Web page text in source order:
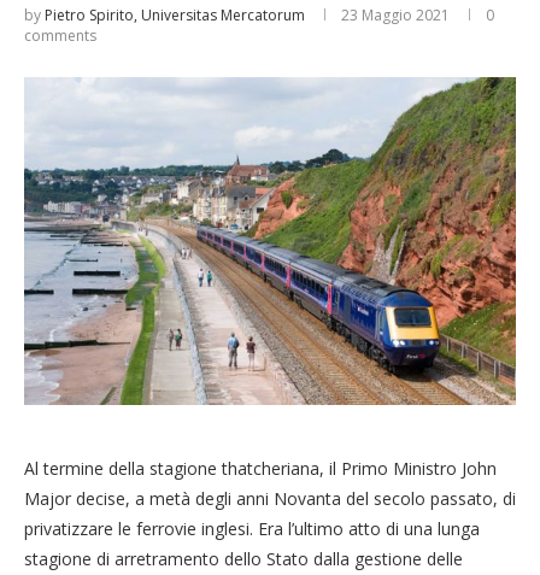
by Pietro Spirito, Universitas Mercatorum 23 Maggio 2021
0
comments
Al termine della stagione thatcheriana, il Primo Ministro John
Major decise, a metà degli anni Novanta del secolo passato, di
privatizzare le ferrovie inglesi. Era l’ultimo atto di una lunga
stagione di arretramento dello Stato dalla gestione delle